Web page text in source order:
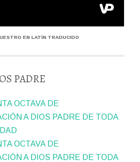
EN LATÍN TRADUCIDO
PADRE
OCTAVA DE
A DIOS PADRE DE TODA
OCTAVA DE
A DIOS PADRE DE TODA